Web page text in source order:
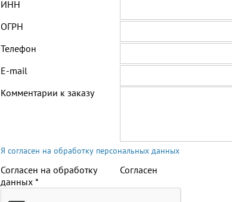
ИНН
ОГРН
Телефон
E-mail
Комментарии к заказу
Я согласен на обработку персональных данных
Согласен на обработку
данных *
Согласен